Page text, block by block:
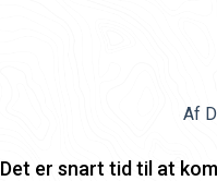
Af
Det er snart tid til at